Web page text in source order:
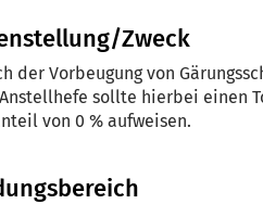
Zweck
der Vorbeugung von
sollte hierbei einen
von 0 % aufweisen.